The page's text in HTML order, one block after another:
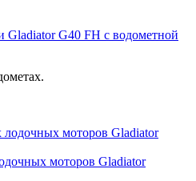
Gladiator G40 FH с водометной
моторов Gladiator